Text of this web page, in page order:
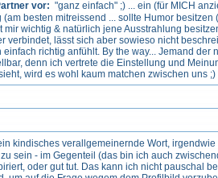
vor: "ganz einfach" ;) ... ein (für MICH
besten mitreissend ... sollte Humor
mir wichtig & natürlich jene Ausstrahlung
verbindet, lässt sich aber sowieso nicht
einfach richtig anfühlt. By the way... Jemand
denn ich vertrete die Einstellung und
wird es wohl kaum matchen zwischen uns ;)
kindisches verallgemeinernde Wort,
sein - im Gegenteil (das bin ich auch
oder gut tut. Das kann ich nicht pauschal